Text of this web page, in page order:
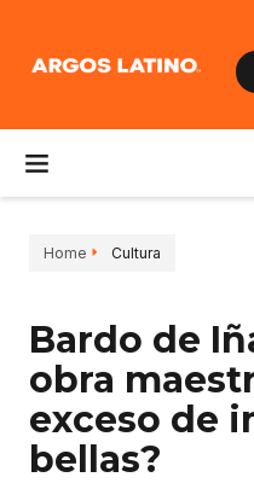
Home Cultura
Bardo de
obra
exceso de
bellas?